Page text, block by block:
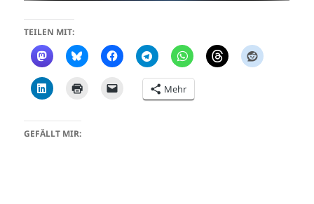
TEILEN MIT:
Mehr
GEFÄLLT MIR: